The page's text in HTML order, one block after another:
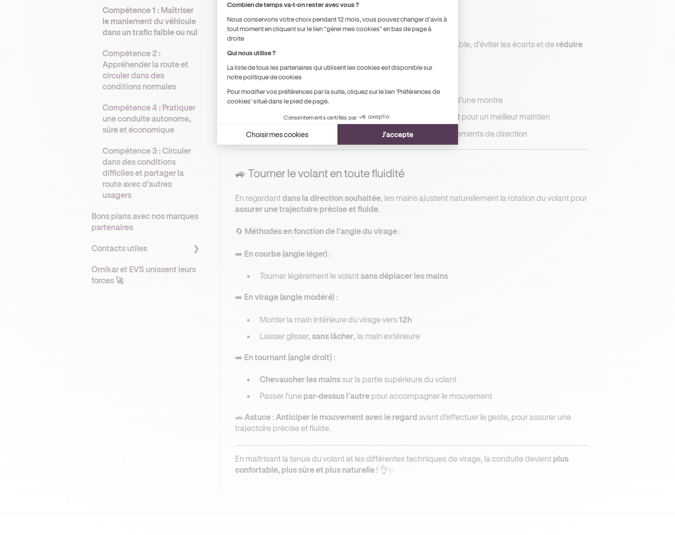
🛣 Maintenir la trajectoire en ligne droite
Une bonne position des mains permet d'avoir une trajectoire stable, d’éviter les écarts et de réduire
la fatigue musculaire
✅Position des mains
Placer les mains à 10h10 ou 9h15
comme sur le cadran d’une montre
Garder les pouces à l’intérieur de la couronne du volant pour un meilleur maintien
Projeter son regard loin devant
pour anticiper les mouvements de direction
🚙 Tourner le volant en toute fluidité
En regardantdans la direction souhaitée, les mains ajustent naturellement la rotation du volant pour
assurer une trajectoire précise et fluide.
🔄 Méthodes en fonction de l’angle du virage:
➡️ En courbe (angle léger):
Tourner légèrement le volantsans déplacer les mains
➡️ En virage (angle modéré):
Monter la main intérieure du virage vers12h
Laisser glisser, sans lâcher, la main extérieure
➡️ En tournant (angle droit):
Chevaucher les mainssur la partie supérieure du volant
Passer l’une par-dessus l’autrepour accompagner le mouvement
🚗 Astuce: Anticiper le mouvement avec le regard avant d’effectuer le geste, pour assurer une
trajectoire précise et fluide.
En maîtrisant la tenue du volant et les différentes techniques de virage, la conduite devient plus
confortable, plus sûre et plus naturelle! 👌✨
Compétence 1 : Maîtriser
le maniement du véhicule
dans un trafic faible ou nul
Compétence 2 :
Appréhender la route et
circuler dans des
conditions normales
Compétence 4 : Pratiquer
une conduite autonome,
sûre et économique
Compétence 3 : Circuler
dans des conditions
difficiles et partager la
route avec d'autres
usagers
Bons plans avec nos marques
partenaires
Contacts utiles
Contacts Elèves Ornikar
Ornikar et EVS unissent leurs
forces 🚀
Combien de temps va-t-on rester avec vous ?
Nous conservons votre choix pendant 12 mois, vous pouvez changer d'avis à
tout moment en cliquant sur le lien "gérer mes cookies" en bas de page à
droite
Qui nous utilise ?
La liste de tous les partenaires qui utilisent les cookies est disponible sur
notre politique de cookies
Pour modifier vos préférences par la suite, cliquez sur le lien 'Préférences de
cookies' situé dans le pied de page.
Consentements certifiés par
Choisir mes cookies J'accepte
Axeptio consent